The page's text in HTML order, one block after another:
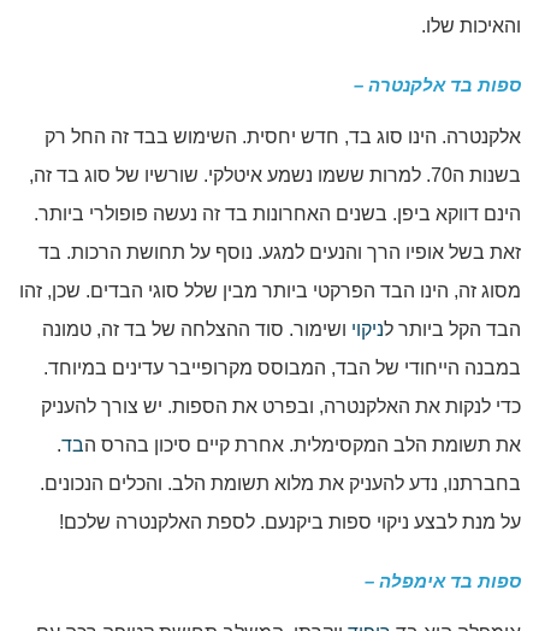
והאיכות שלו.
ספות בד אלקנטרה –
אלקנטרה. הינו סוג בד, חדש יחסית. השימוש בבד זה החל רק
בשנות ה70. למרות ששמו נשמע איטלקי. שורשיו של סוג בד זה,
הינם דווקא ביפן. בשנים האחרונות בד זה נעשה פופולרי ביותר.
זאת בשל אופיו הרך והנעים למגע. נוסף על תחושת הרכות. בד
מסוג זה, הינו הבד הפרקטי ביותר מבין שלל סוגי הבדים. שכן, זהו
הבד הקל ביותר לניקוי ושימור. סוד ההצלחה של בד זה, טמונה
במבנה הייחודי של הבד, המבוסס מקרופייבר עדינים במיוחד.
כדי לנקות את האלקנטרה, ובפרט את הספות. יש צורך להעניק
את תשומת הלב המקסימלית. אחרת קיים סיכון בהרס הבד.
בחברתנו, נדע להעניק את מלוא תשומת הלב. והכלים הנכונים.
על מנת לבצע ניקוי ספות ביקנעם. לספת האלקנטרה שלכם!
ספות בד אימפלה –